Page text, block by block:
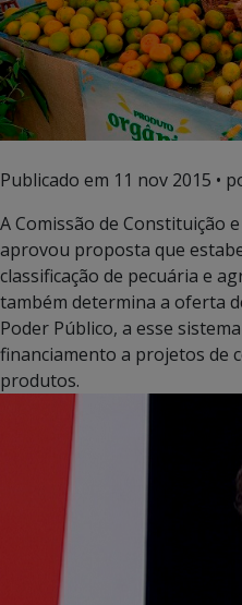
Publicado em 11 nov 2015 •
A Comissão de Constituição e
aprovou proposta que
classificação de pecuária e
também determina a oferta
Poder Público, a esse
financiamento a projetos de
produtos.